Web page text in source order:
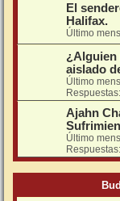
El
Halifax.
Último
¿Alguien
aislado
Último
Respuestas:
Ajahn
Último
Respuestas: